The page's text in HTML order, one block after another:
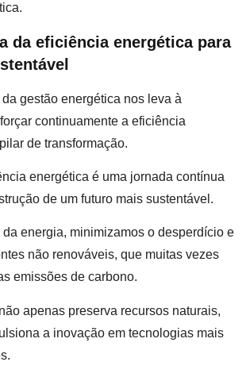
da eficiência energética para
gestão energética nos leva à
continuamente a eficiência
de transformação.
energética é uma jornada contínua
de um futuro mais sustentável.
energia, minimizamos o desperdício e
não renováveis, que muitas vezes
emissões de carbono.
apenas preserva recursos naturais,
a inovação em tecnologias mais